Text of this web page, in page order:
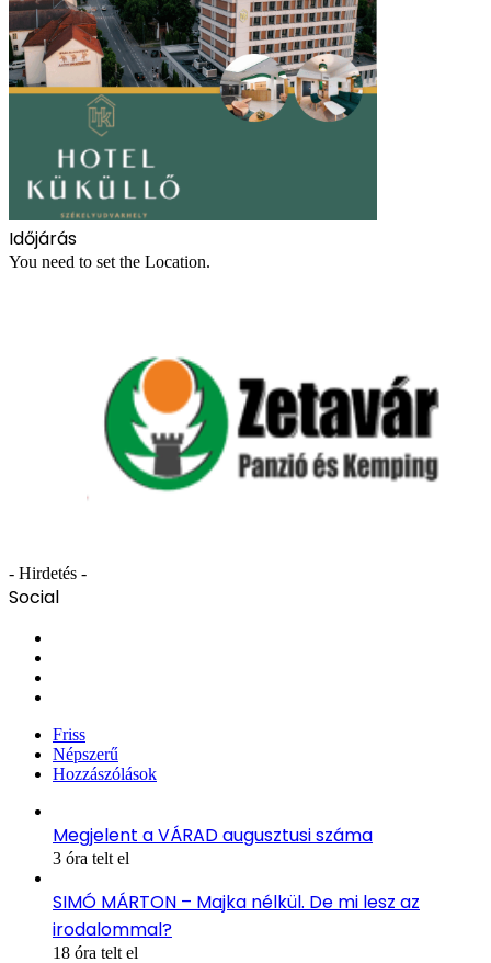
Időjárás
You need to set the Location.
- Hirdetés -
Social
Friss
Népszerű
Hozzászólások
Megjelent a VÁRAD augusztusi száma
3 óra telt el
SIMÓ MÁRTON – Majka nélkül. De mi lesz az
irodalommal?
18 óra telt el